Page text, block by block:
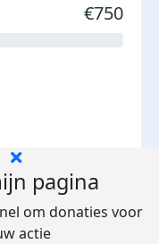
€750
pagina
om donaties voor
actie